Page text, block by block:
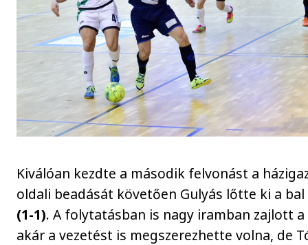
Kiválóan kezdte a második felvonást a
oldali beadását követően Gulyás lőtte ki a
(1-1). A folytatásban is nagy iramban zajlott
akár a vezetést is megszerezhette volna, de